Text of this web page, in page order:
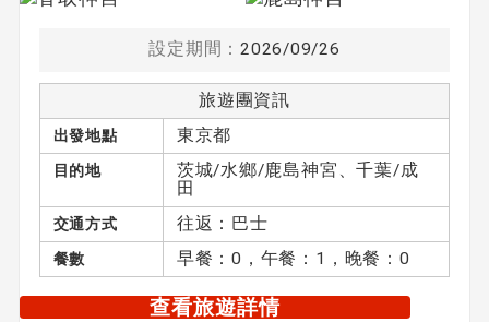
設定期間：2026/09/26
旅遊團資訊
出發地點 東京都
目的地
茨城/水鄉/鹿島神宮、千葉/成
田
交通方式 往返：巴士
餐數 早餐：0，午餐：1，晚餐：0
查看旅遊詳情